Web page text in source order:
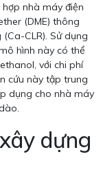
nhà máy điện
(DME) thông
CLR). Sử dụng
hình này có thể
với chi phí
cứu này tập trung
dụng cho nhà máy
dựng